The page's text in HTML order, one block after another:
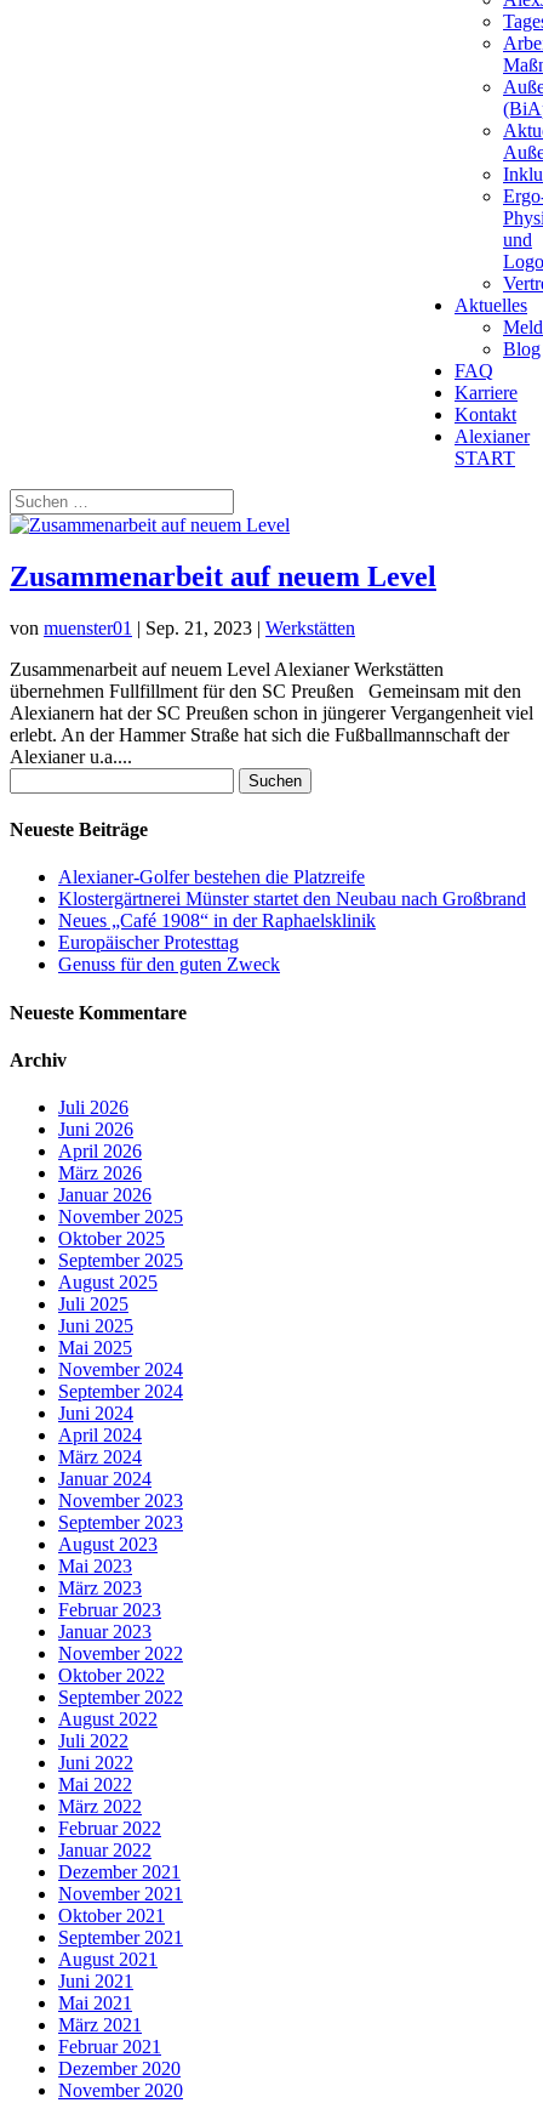
und
Aktuelles
Blog
FAQ
Karriere
Kontakt
Alexianer
START
Zusammenarbeit auf neuem Level
von muenster01 | Sep. 21, 2023 | Werkstätten
Zusammenarbeit auf neuem Level Alexianer Werkstätten
übernehmen Fullfillment für den SC Preußen Gemeinsam mit den
Alexianern hat der SC Preußen schon in jüngerer Vergangenheit viel
erlebt. An der Hammer Straße hat sich die Fußballmannschaft der
Alexianer u.a....
nach:
Neueste Beiträge
Alexianer-Golfer bestehen die Platzreife
Klostergärtnerei Münster startet den Neubau nach Großbrand
Neues „Café 1908“ in der Raphaelsklinik
Europäischer Protesttag
Genuss für den guten Zweck
Neueste Kommentare
Archiv
Juli 2026
Juni 2026
April 2026
März 2026
Januar 2026
November 2025
Oktober 2025
September 2025
August 2025
Juli 2025
Juni 2025
Mai 2025
November 2024
September 2024
Juni 2024
April 2024
März 2024
Januar 2024
November 2023
September 2023
August 2023
Mai 2023
März 2023
Februar 2023
Januar 2023
November 2022
Oktober 2022
September 2022
August 2022
Juli 2022
Juni 2022
Mai 2022
März 2022
Februar 2022
Januar 2022
Dezember 2021
November 2021
Oktober 2021
September 2021
August 2021
Juni 2021
Mai 2021
März 2021
Februar 2021
Dezember 2020
November 2020